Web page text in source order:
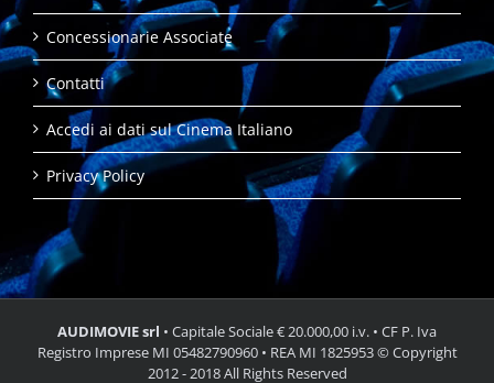
Concessionarie Associate
Contatti
Accedi ai dati sul Cinema Italiano
Privacy Policy
AUDIMOVIE srl • Capitale Sociale € 20.000,00 i.v. • CF P. Iva
Registro Imprese MI 05482790960 • REA MI 1825953 © Copyright
2012 - 2018 All Rights Reserved